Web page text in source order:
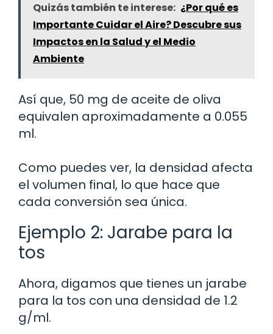
Quizás también te interese: ¿Por qué es
Importante Cuidar el Aire? Descubre sus
Impactos en la Salud y el Medio
Ambiente
Así que, 50 mg de aceite de oliva
equivalen aproximadamente a 0.055
ml.
Como puedes ver, la densidad afecta
el volumen final, lo que hace que
cada conversión sea única.
Ejemplo 2: Jarabe para la
tos
Ahora, digamos que tienes un jarabe
para la tos con una densidad de 1.2
g/ml.